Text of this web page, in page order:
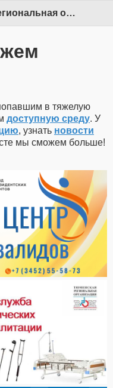
Тюменская областная региональная организация ООО «Всероссийское общество инвалидов»
в тяжелую
доступную среду. У
, узнать новости
мы сможем больше!